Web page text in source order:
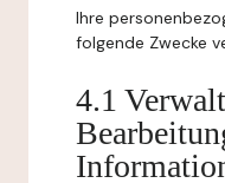
Ihre
folgende Zwecke
4.1